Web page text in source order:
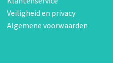
Veiligheid en privacy
Algemene voorwaarden